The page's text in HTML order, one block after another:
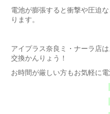
電池が膨張すると衝撃や圧迫
ります。
アイプラス奈良ミ・ナーラ店
交換かんりょう！
お時間が厳しい方もお気軽に